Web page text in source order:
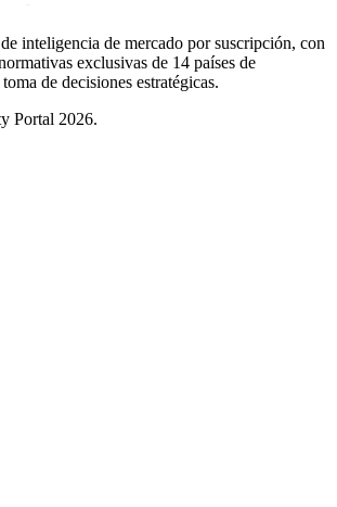
inteligencia de mercado por suscripción, con
exclusivas de 14 países de
de decisiones estratégicas.
Portal 2026.